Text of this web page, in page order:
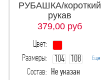
164-88
170-96
РУБАШКА/короткий
рукав
379,00руб
Цвет:
Размеры:
104
108
116
Еще
Состав: Не указан